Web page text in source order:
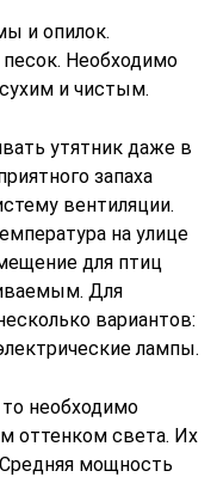
и опилок.
Необходимо
и чистым.
утятник даже в
запаха
вентиляции.
на улице
для птиц
Для
вариантов:
лампы.
необходимо
оттенком света. Их
мощность